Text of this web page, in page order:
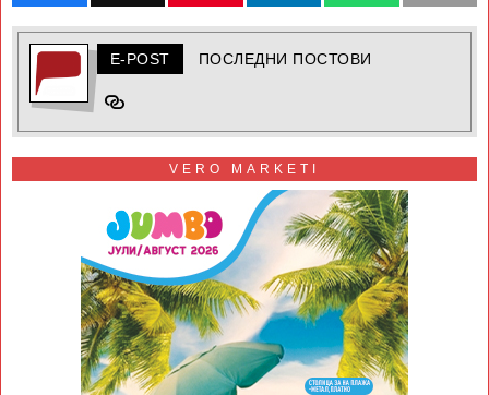
E-POST ПОСЛЕДНИ ПОСТОВИ
VERO MARKETI